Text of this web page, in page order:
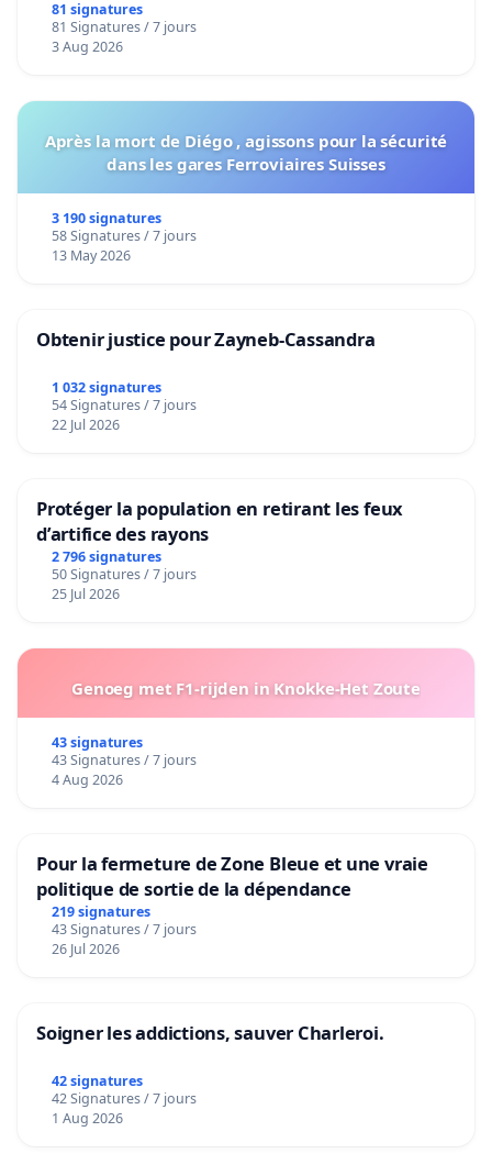
bediening van de wijken Strombeek en Het
Voor
81 signatures
81 Signatures / 7 jours
3 Aug 2026
Après la mort de Diégo , agissons pour la sécurité
dans les gares Ferroviaires Suisses
3 190 signatures
58 Signatures / 7 jours
13 May 2026
Obtenir justice pour Zayneb-Cassandra
1 032 signatures
54 Signatures / 7 jours
22 Jul 2026
Protéger la population en retirant les feux
d’artifice des rayons
2 796 signatures
50 Signatures / 7 jours
25 Jul 2026
Genoeg met F1-rijden in Knokke-Het Zoute
43 signatures
43 Signatures / 7 jours
4 Aug 2026
Pour la fermeture de Zone Bleue et une vraie
politique de sortie de la dépendance
219 signatures
43 Signatures / 7 jours
26 Jul 2026
Soigner les addictions, sauver Charleroi.
42 signatures
42 Signatures / 7 jours
1 Aug 2026